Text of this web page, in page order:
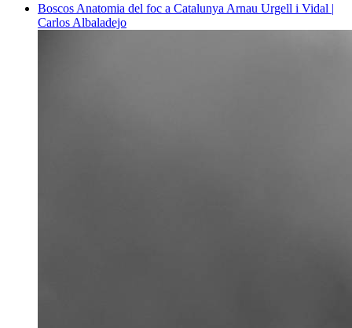
Boscos Anatomia del foc a Catalunya Arnau Urgell i Vidal |
Carlos Albaladejo